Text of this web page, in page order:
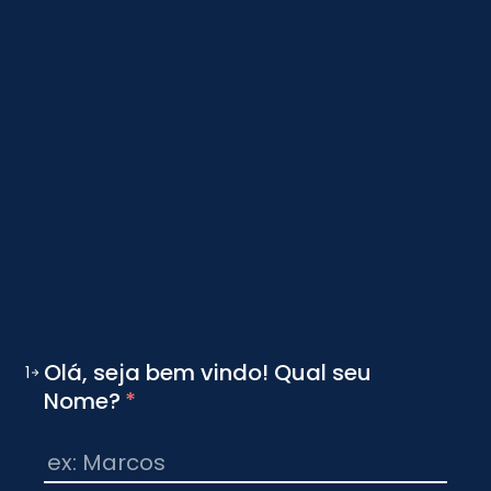
1
Olá, seja bem vindo! Qual seu
Nome? *